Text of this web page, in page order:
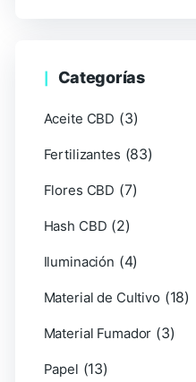
Categorías
Aceite CBD (3)
Fertilizantes (83)
Flores CBD (7)
Hash CBD (2)
Iluminación (4)
Material de Cultivo (18)
Material Fumador (3)
Papel (13)